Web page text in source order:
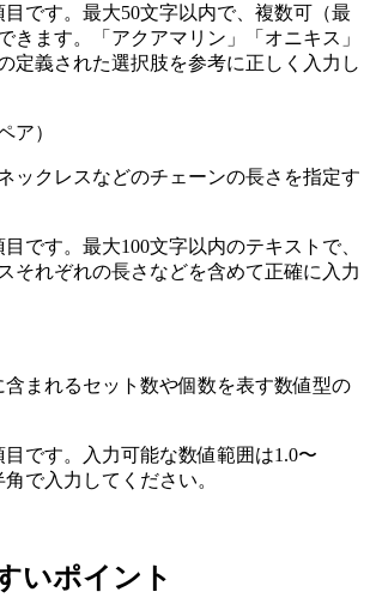
目です。最大50文字以内で、複数可（最
きます。「アクアマリン」「オニキス」
定義された選択肢を参考に正しく入力し
ア）
ックレスなどのチェーンの長さを指定す
です。最大100文字以内のテキストで、
それぞれの長さなどを含めて正確に入力
含まれるセット数や個数を表す数値型の
目です。入力可能な数値範囲は1.0〜
で入力してください。
いポイント